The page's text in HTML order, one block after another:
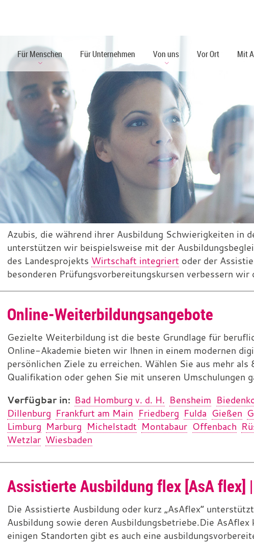
Für Menschen Für Unternehmen Von uns Vor Ort Mit
Azubis, die während ihrer Ausbildung Schwierigkeiten in
unterstützen wir beispielsweise mit der
des Landesprojekts Wirtschaft integriert oder der
besonderen Prüfungsvorbereitungskursen verbessern wir
Online-Weiterbildungsangebote
Gezielte Weiterbildung ist die beste Grundlage für
Online-Akademie bieten wir Ihnen in einem modernen
persönlichen Ziele zu erreichen. Wählen Sie aus mehr
Qualifikation oder gehen Sie mit unseren Umschulungen
Verfügbar in: Bad Homburg v. d. H. Bensheim
Dillenburg Frankfurt am Main Friedberg Fulda Gießen
Limburg Marburg Michelstadt Montabaur Offenbach
Wetzlar Wiesbaden
Assistierte Ausbildung flex [AsA flex]
Die Assistierte Ausbildung oder kurz „AsAflex“
Ausbildung sowie deren Ausbildungsbetriebe.Die
einigen Standorten gibt es auch eine